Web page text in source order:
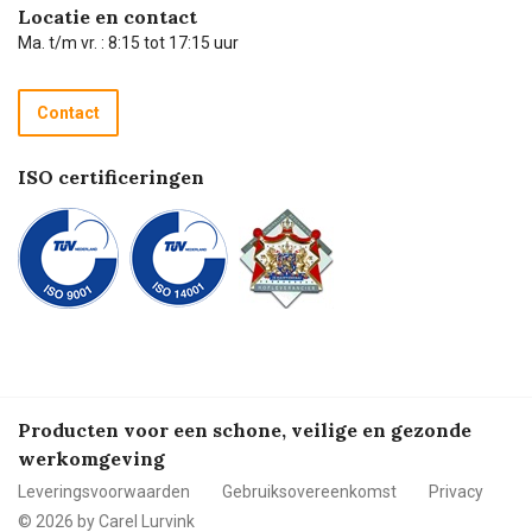
Hulp op afstand
Technische dienst
Recycle programma
Betalen
Carel de podcast
Locatie en contact
Ma. t/m vr. : 8:15 tot 17:15 uur
Contact
ISO certificeringen
Producten voor een schone, veilige en gezonde
werkomgeving
Leveringsvoorwaarden Gebruiksovereenkomst
Privacy
© 2026 by Carel Lurvink